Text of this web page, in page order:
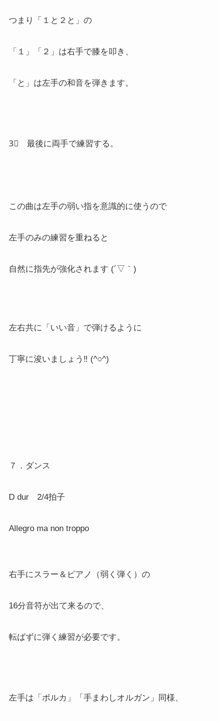
つまり「１と２と」の
「１」「２」は右手で膝を叩き、
「と」は左手の和音を弾きます。
3⃣ 最後に両手で練習する。
この曲は左手の弱い指を意識的に使うので
左手のみの練習を重ねると
自然に指先が強化されます (´▽｀)
左右共に「いい音」で弾けるように
丁寧に浚いましょう‼ (^○^)
７．ダンス
D dur 2/4拍子
Allegro ma non troppo
右手にスラー＆ピアノ（弱く弾く）の
16分音符が出て来るので、
転ばずに弾く練習が必要です。
左手は「ポルカ」「手まわしオルガン」同様、